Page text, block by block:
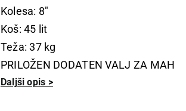
Kolesa: 8″
Koš: 45 lit
Teža: 37 kg
PRILOŽEN DODATEN VALJ ZA MAH
Daljši opis >